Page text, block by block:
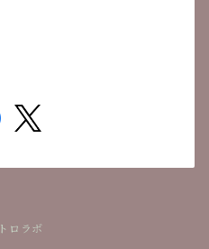
ロラボ